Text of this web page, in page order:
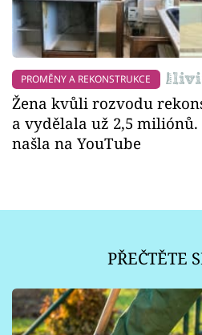
PROMĚNY A REKONSTRUKCE
Žena kvůli rozvodu
a vydělala už 2,5
našla na YouTube
PŘEČTĚTE